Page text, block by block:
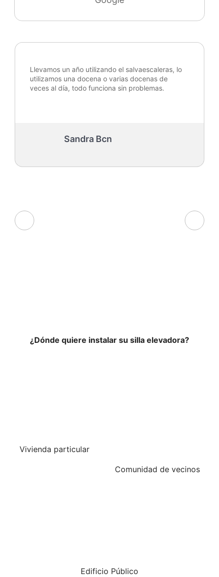
Sandra Bcn
Llevamos un año utilizando el salvaescaleras, lo
utilizamos una docena o varias docenas de
veces al día, todo funciona sin problemas.
¿Dónde quiere instalar su silla elevadora?
Vivienda particular
Comunidad de vecinos
Edificio Público